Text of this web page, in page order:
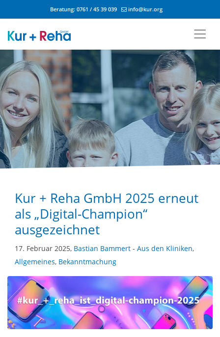
Beratung: 0761 / 45 39 039 info@kur.org
Kur + Reha GmbH 2025 erneut
als „Digital-Champion“
ausgezeichnet
17. Februar 2025, Bastian Bammert - Aus den Kliniken,
Allgemeines, Bekanntmachung